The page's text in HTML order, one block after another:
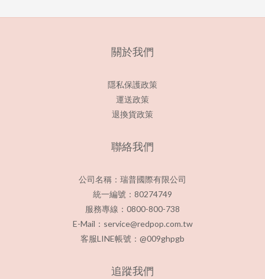
關於我們
隱私保護政策
運送政策
退換貨政策
聯絡我們
公司名稱：瑞普國際有限公司
統一編號：80274749
服務專線：0800-800-738
E-Mail：service@redpop.com.tw
客服LINE帳號：@009ghpgb
追蹤我們